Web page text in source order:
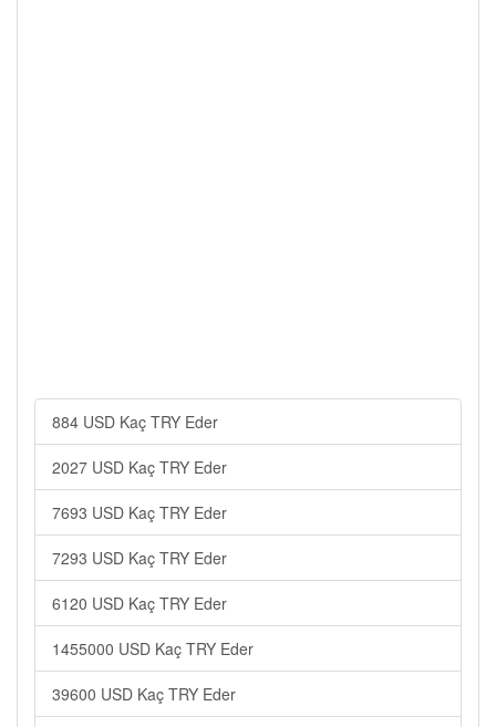
884 USD Kaç TRY Eder
2027 USD Kaç TRY Eder
7693 USD Kaç TRY Eder
7293 USD Kaç TRY Eder
6120 USD Kaç TRY Eder
1455000 USD Kaç TRY Eder
39600 USD Kaç TRY Eder